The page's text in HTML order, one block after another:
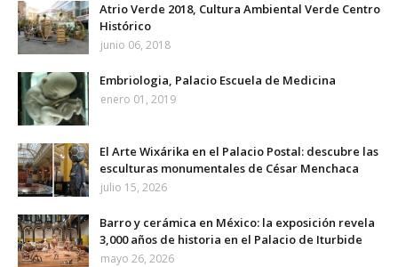
Atrio Verde 2018, Cultura Ambiental Verde Centro
Histórico
junio 06, 2018
Embriologia, Palacio Escuela de Medicina
enero 01, 2019
El Arte Wixárika en el Palacio Postal: descubre las
esculturas monumentales de César Menchaca
julio 15, 2026
Barro y cerámica en México: la exposición revela
3,000 años de historia en el Palacio de Iturbide
mayo 26, 2026